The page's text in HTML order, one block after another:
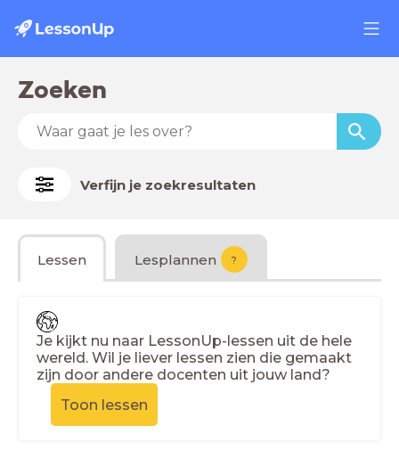
Zoeken
Verfijn je zoekresultaten
Lessen Lesplannen ?
Je kijkt nu naar LessonUp-lessen uit de hele
wereld. Wil je liever lessen zien die gemaakt
zijn door andere docenten uit jouw land?
Toon lessen